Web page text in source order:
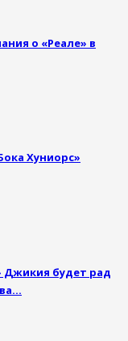
о «Реале» в
Хуниорс»
Джикия будет рад